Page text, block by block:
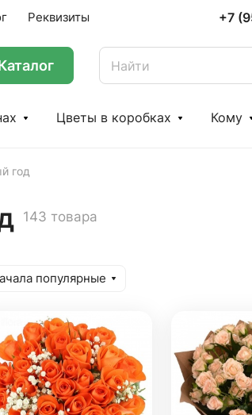
Реквизиты +7
Цветы в коробках Кому
год
143 товара
популярные